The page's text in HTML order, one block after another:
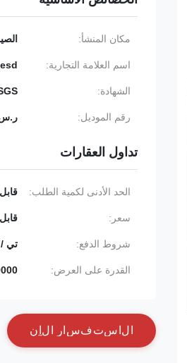
مكان المنشأ:
اسم العلامة التجارية:
الشهادة:
رقم الموديل: ر.س
تداول العقارات
الحد الأدنى لكمية الطلب:
سعر:
شروط الدفع: تي
القدرة على العرض: 50000 حالة
ل ستفس ر ل ن